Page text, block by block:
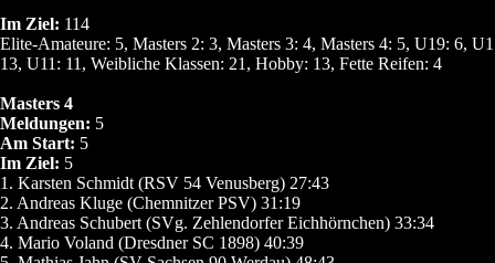
Im Ziel: 114
Elite-Amateure: 5, Masters 2: 3, Masters 3: 4, Masters 4: 5, U19: 6,
13, U11: 11, Weibliche Klassen: 21, Hobby: 13, Fette Reifen: 4
Masters 4
Meldungen: 5
Am Start: 5
Im Ziel: 5
1. Karsten Schmidt (RSV 54 Venusberg) 27:43
2. Andreas Kluge (Chemnitzer PSV) 31:19
3. Andreas Schubert (SVg. Zehlendorfer Eichhörnchen) 33:34
4. Mario Voland (Dresdner SC 1898) 40:39